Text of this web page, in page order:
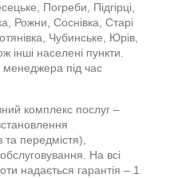
Погреби, Підгірці,
Рожни, Соснівка, Старі
Чубинське, Юрів,
інші населені пункти.
менеджера під час
комплекс послуг –
передмістя),
На всі
надається гарантія – 1